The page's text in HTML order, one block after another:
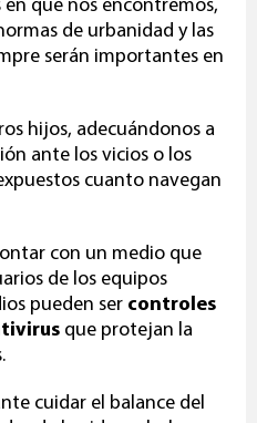
que nos encontremos,
de urbanidad y las
serán importantes en
hijos, adecuándonos a
ante los vicios o los
cuanto navegan
con un medio que
de los equipos
pueden ser controles
que protejan la
cuidar el balance del